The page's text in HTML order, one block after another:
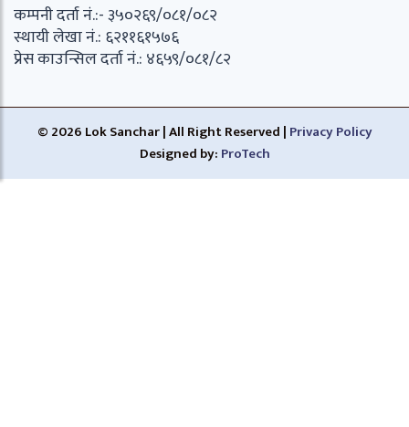
कम्पनी दर्ता नं.:- ३५०२६९/०८१/०८२
स्थायी लेखा नं.: ६२११६१५७६
प्रेस काउन्सिल दर्ता नं.: ४६५९/०८१/८२
© 2026 Lok Sanchar | All Right Reserved | Privacy Policy
Designed by: ProTech